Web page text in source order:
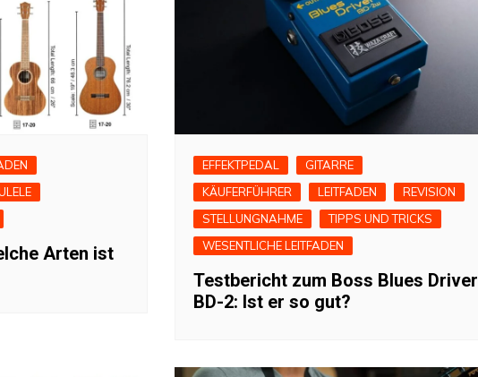
Arten ist
EFFEKTPEDAL
GITARRE
KÄUFERFÜHRER
LEITFADEN
REVISION
STELLUNGNAHME
TIPPS UND TRICKS
WESENTLICHE LEITFADEN
Testbericht zum Boss Blues Driver
BD-2: Ist er so gut?